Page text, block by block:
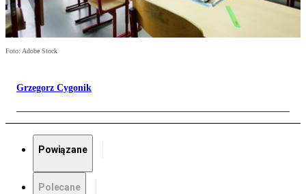
Foto: Adobe Stock
Grzegorz Cygonik
Powiązane
Polecane